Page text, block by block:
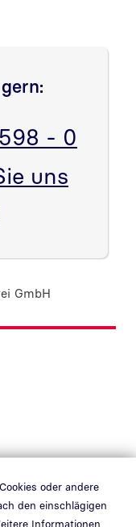
oder andere
den einschlägigen
Informationen
- 0
uns
GmbH